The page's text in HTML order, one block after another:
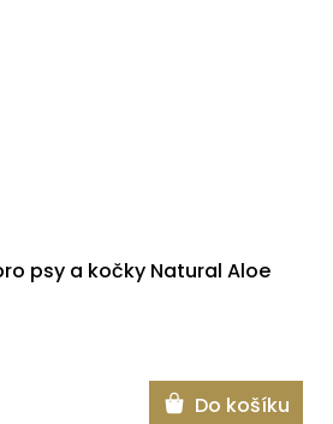
psy a kočky Natural Aloe
Do košíku